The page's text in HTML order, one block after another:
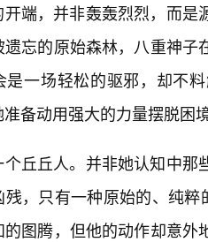
开端，并非轰轰烈烈，而是
忘的原始森林，八重神
是一场轻松的驱邪，却不
备动用强大的力量摆脱困
个丘丘人。并非她认知中
，只有一种原始的、纯
的图腾，但他的动作却意